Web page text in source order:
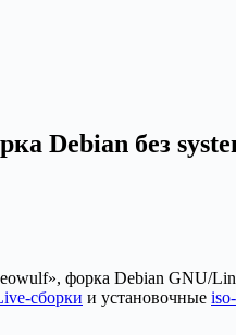
Debian без
форка Debian GNU/
сборки и установочные